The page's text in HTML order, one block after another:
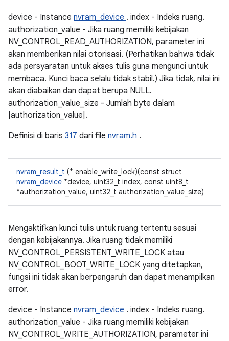
device - Instance nvram_device . index - Indeks ruang.
authorization_value - Jika ruang memiliki kebijakan
NV_CONTROL_READ_AUTHORIZATION, parameter ini
akan memberikan nilai otorisasi. (Perhatikan bahwa tidak
ada persyaratan untuk akses tulis guna mengunci untuk
membaca. Kunci baca selalu tidak stabil.) Jika tidak, nilai ini
akan diabaikan dan dapat berupa NULL.
authorization_value_size - Jumlah byte dalam
|authorization_value|.
Definisi di baris 317 dari file nvram.h .
nvram_result_t (* enable_write_lock)(const struct
nvram_device *device, uint32_t index, const uint8_t
*authorization_value, uint32_t authorization_value_size)
Mengaktifkan kunci tulis untuk ruang tertentu sesuai
dengan kebijakannya. Jika ruang tidak memiliki
NV_CONTROL_PERSISTENT_WRITE_LOCK atau
NV_CONTROL_BOOT_WRITE_LOCK yang ditetapkan,
fungsi ini tidak akan berpengaruh dan dapat menampilkan
error.
device - Instance nvram_device . index - Indeks ruang.
authorization_value - Jika ruang memiliki kebijakan
NV_CONTROL_WRITE_AUTHORIZATION, parameter ini